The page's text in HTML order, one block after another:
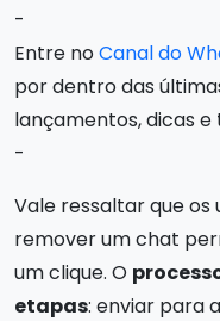
-
Entre noCanal do
por dentro das
lançamentos, dicas e
-
Vale ressaltar que os
remover um chat
um clique. O
etapas: enviar para